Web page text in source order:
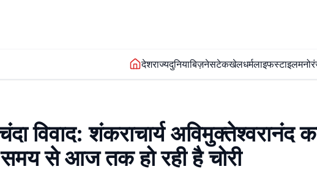
देशराज्यदुनियाबिज़नेसटेकखेलधर्मलाइफस्टाइल
विवाद: शंकराचार्य अविमुक्तेश्वरानंद
से आज तक हो रही है चोरी